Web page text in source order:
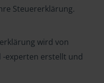
Steuererklärung.
wird von
experten erstellt und